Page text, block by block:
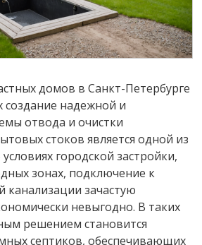
домов в Санкт-Петербурге
создание надежной и
отвода и очистки
стоков является одной из
городской застройки,
зонах, подключение к
канализации зачастую
невыгодно. В таких
решением становится
септиков, обеспечивающих